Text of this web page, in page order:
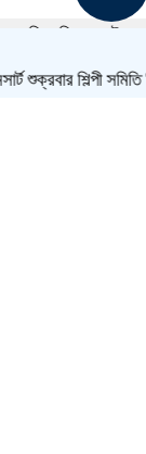
ক্যাডেট এএসআই
শিল্পী সমিতি